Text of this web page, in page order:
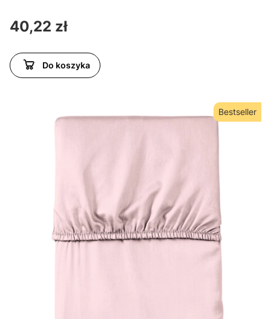
Cena
40,22 zł
Do koszyka
Bestseller